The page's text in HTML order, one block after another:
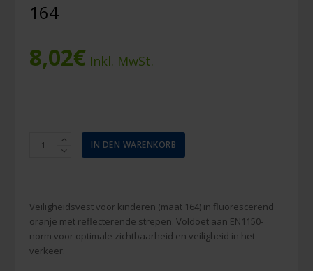
164
8,02€ Inkl. MwSt.
Veiligheidsvest
Menge
IN DEN WARENKORB
Veiligheidsvest voor kinderen (maat 164) in fluorescerend
oranje met reflecterende strepen. Voldoet aan EN1150-
norm voor optimale zichtbaarheid en veiligheid in het
verkeer.